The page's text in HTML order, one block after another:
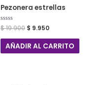
Pezonera estrellas
Valorado
con
0
$19.900 $ 9.950
AÑADIR AL CARRITO